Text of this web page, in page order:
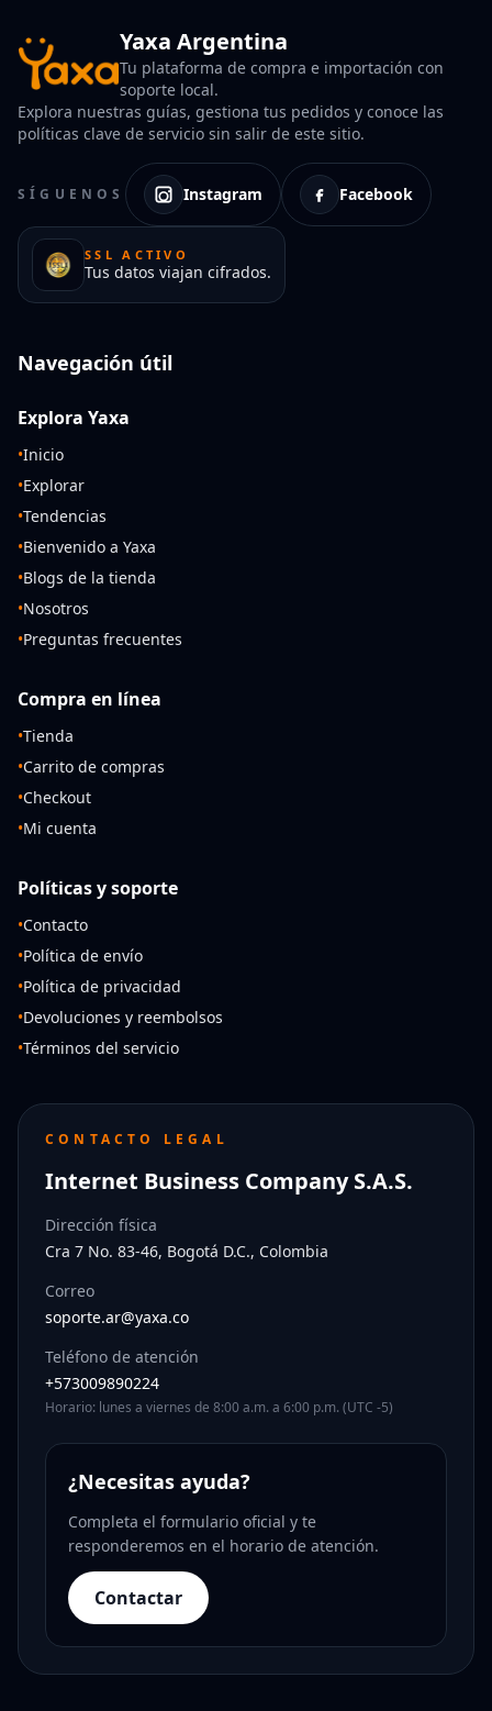
Yaxa Argentina
Tu plataforma de compra e importación con
soporte local.
Explora nuestras guías, gestiona tus pedidos y conoce las
políticas clave de servicio sin salir de este sitio.
SÍGUENOS Instagram Facebook
SSL ACTIVO
Tus datos viajan cifrados.
Navegación útil
Explora Yaxa
•Inicio
•Explorar
•Tendencias
•Bienvenido a Yaxa
•Blogs de la tienda
•Nosotros
•Preguntas frecuentes
Compra en línea
•Tienda
•Carrito de compras
•Checkout
•Mi cuenta
Políticas y soporte
•Contacto
•Política de envío
•Política de privacidad
•Devoluciones y reembolsos
•Términos del servicio
CONTACTO LEGAL
Internet Business Company S.A.S.
Dirección física
Cra 7 No. 83-46, Bogotá D.C., Colombia
Correo
soporte.ar@yaxa.co
Teléfono de atención
+573009890224
Horario: lunes a viernes de 8:00 a.m. a 6:00 p.m. (UTC -5)
¿Necesitas ayuda?
Completa el formulario oficial y te
responderemos en el horario de atención.
Contactar